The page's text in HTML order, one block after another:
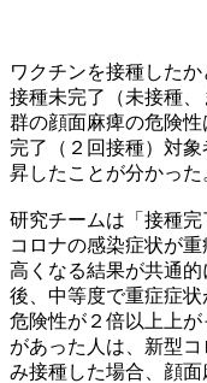
ワクチンを接種した
接種未完了（未接種
群の顔面麻痺の危険
完了（２回接種）対
昇したことが分かった
研究チームは「接種
コロナの感染症状が
高くなる結果が共通
後、中等度で重症症
危険性が２倍以上上
があった人は、新型
み接種した場合、顔